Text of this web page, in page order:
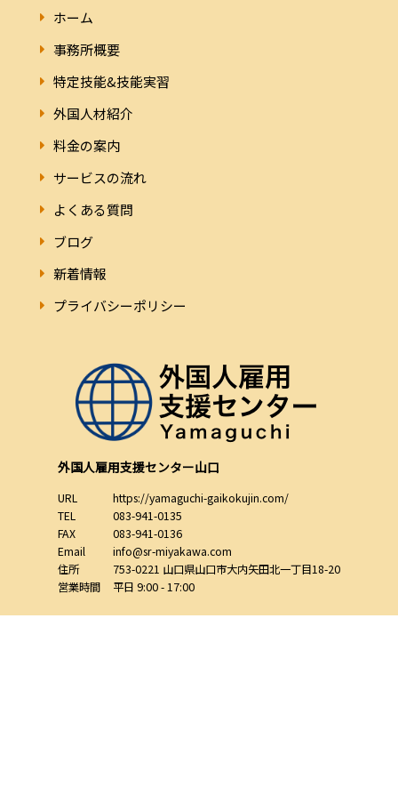
ホーム
事務所概要
特定技能&技能実習
外国人材紹介
料金の案内
サービスの流れ
よくある質問
ブログ
新着情報
プライバシーポリシー
外国人雇用支援センター山口
URL
https://yamaguchi-gaikokujin.com/
TEL
083-941-0135
FAX
083-941-0136
Email
info@sr-miyakawa.com
住所
753-0221 山口県山口市大内矢田北一丁目18-20
営業時間
平日 9:00 - 17:00